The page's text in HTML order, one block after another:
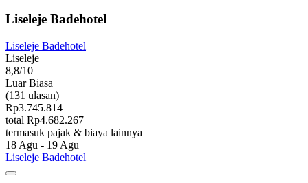
Liseleje Badehotel
Liseleje Badehotel
Liseleje
8,8/10
Luar Biasa
(131 ulasan)
Rp3.745.814
total Rp4.682.267
termasuk pajak & biaya lainnya
18 Agu - 19 Agu
Liseleje Badehotel